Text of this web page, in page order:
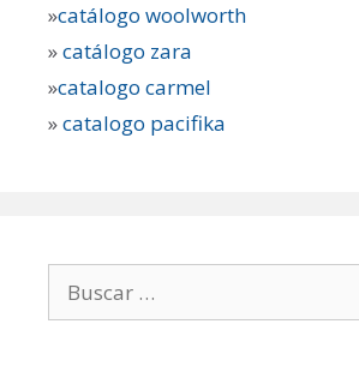
»catálogo woolworth
»catálogo zara
»catalogo carmel
»catalogo pacifika